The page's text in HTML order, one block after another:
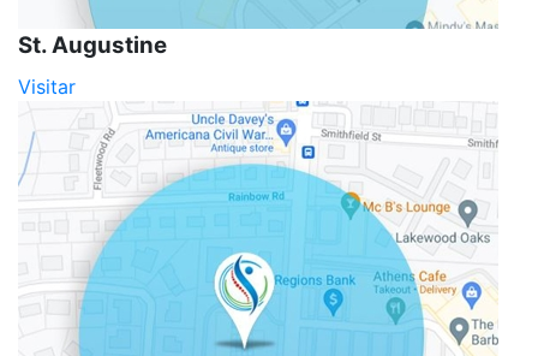
St. Augustine
Visitar